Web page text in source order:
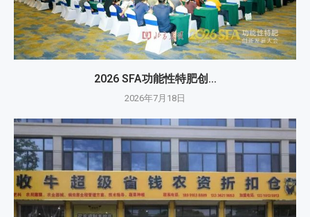
2026 SFA功能性特肥创...
2026年7月18日